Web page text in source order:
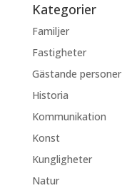
Kategorier
Familjer
Fastigheter
Gästande personer
Historia
Kommunikation
Konst
Kungligheter
Natur